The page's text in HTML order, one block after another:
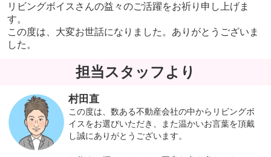
リビングボイスさんの益々のご活躍をお祈り申し上げま
す。
この度は、大変お世話になりました。ありがとうございま
した。
担当スタッフより
村田直
この度は、数ある不動産会社の中からリビングボ
イスをお選びいただき、また温かいお言葉を頂戴
し誠にありがとうございます。